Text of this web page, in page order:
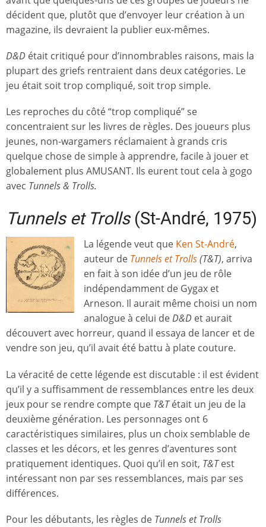
décident que, plutôt que d’envoyer leur création à un
magazine, ils devraient la publier eux-mêmes.
D&D était critiqué pour d’innombrables raisons, mais la
plupart des griefs rentraient dans deux catégories. Le
jeu était soit trop compliqué, soit trop simple.
Les reproches du côté “trop compliqué” se
concentraient sur les livres de règles. Des joueurs plus
jeunes, non-wargamers réclamaient à grands cris
quelque chose de simple à apprendre, facile à jouer et
globalement plus AMUSANT. Ils eurent tout cela à gogo
avec Tunnels & Trolls.
Tunnels et Trolls(St-André, 1975)
La légende veut que Ken St-André,
auteur de Tunnels et Trolls(T&T), arriva
en fait à son idée d’un jeu de rôle
indépendamment de Gygax et
Arneson. Il aurait même choisi un nom
analogue à celui deD&D et aurait
découvert avec horreur, quand il essaya de lancer et de
vendre son jeu, qu’il avait été battu à plate couture.
La véracité de cette légende est discutable : il est évident
qu’il y a suffisamment de ressemblances entre les deux
jeux pour se rendre compte que T&Tétait un jeu de la
deuxième génération. Les personnages ont 6
caractéristiques similaires, plus un choix semblable de
classes et les décors, et les genres d’aventures sont
pratiquement identiques. Quoi qu’il en soit, T&Test
intéressant non par ses ressemblances, mais par ses
différences.
Pour les débutants, les règles de Tunnels et Trolls